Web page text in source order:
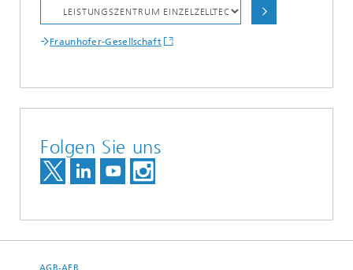
Fraunhofer-Gesellschaft
Folgen Sie uns